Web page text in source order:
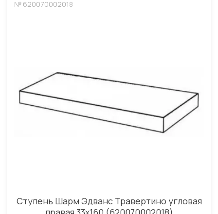
№ 620070002018
Ступень Шарм Эдванс Травертино угловая